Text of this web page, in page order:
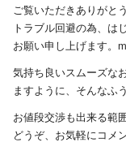
ご覧いただきありがと
トラブル回避の為、は
お願い申し上げます。
気持ち良いスムーズな
ますように、そんなふ
お値段交渉も出来る範
どうぞ、お気軽にコメ